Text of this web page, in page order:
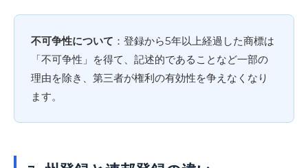
不可争性について ：登録から5年以上経過した商標は
「不可争性」を得て、記述的であることなど一部の
理由を除き、第三者が権利の有効性を争えなくなり
ます。